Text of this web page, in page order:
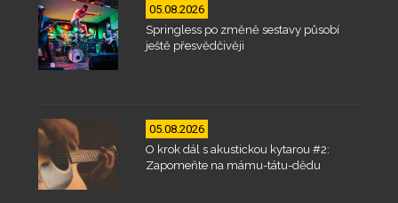
05.08.2026
Springless po změně sestavy působí
ještě přesvědčivěji
05.08.2026
O krok dál s akustickou kytarou #2:
Zapomeňte na mámu-tátu-dědu